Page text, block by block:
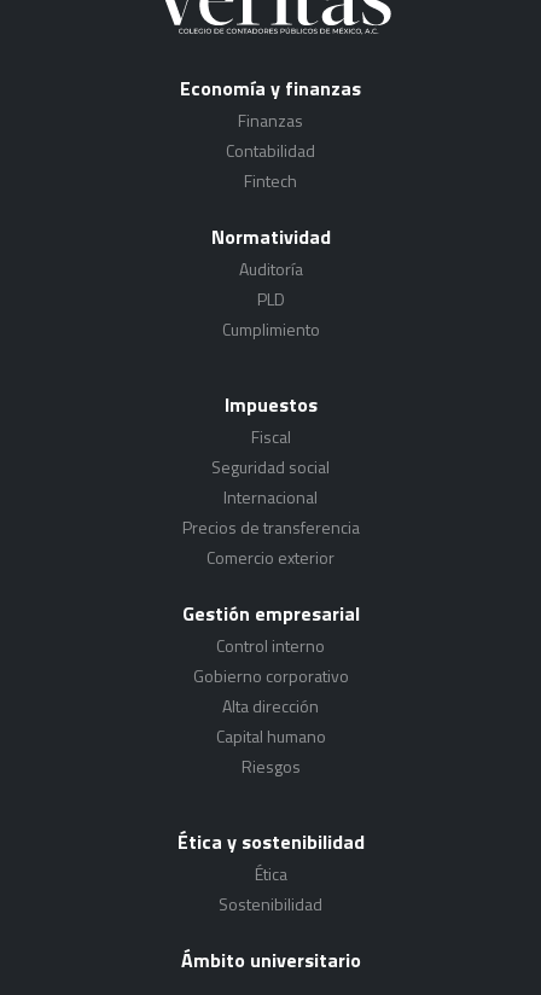
Economía y finanzas
Finanzas
Contabilidad
Fintech
Normatividad
Auditoría
PLD
Cumplimiento
Impuestos
Fiscal
Seguridad social
Internacional
Precios de transferencia
Comercio exterior
Gestión empresarial
Control interno
Gobierno corporativo
Alta dirección
Capital humano
Riesgos
Ética y sostenibilidad
Ética
Sostenibilidad
Ámbito universitario